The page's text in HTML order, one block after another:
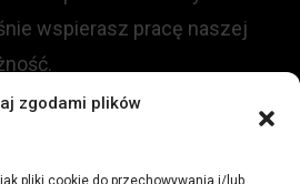
zgodami plików
pliki cookie do przechowywania i/lub
wspierasz pracę naszej